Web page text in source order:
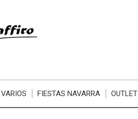
VARIOS FIESTAS NAVARRA OUTLET